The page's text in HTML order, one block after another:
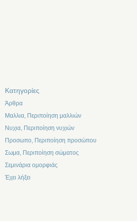
Kατηγορίες
Άρθρα
Μαλλια, Περιποίηση μαλλιών
Νυχια, Περιποίηση νυχιών
Προσωπο, Περιποίηση προσώπου
Σωμα, Περιποίηση σώματος
Σεμινάρια ομορφιάς
Έχει λήξει